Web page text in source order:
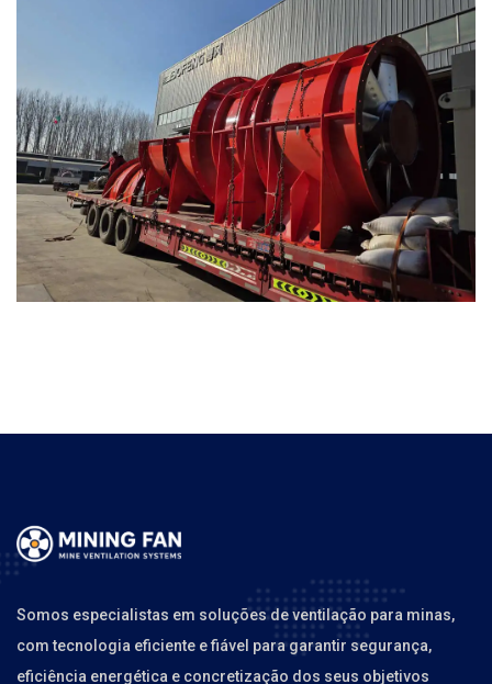
Somos especialistas em soluções de ventilação para minas,
com tecnologia eficiente e fiável para garantir segurança,
eficiência energética e concretização dos seus objetivos